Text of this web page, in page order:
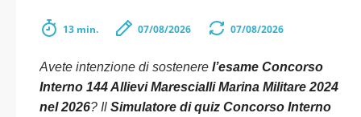
13 min. 07/08/2026 07/08/2026
Avete intenzione di sostenere l’esame Concorso
Interno 144 Allievi Marescialli Marina Militare 2024
nel 2026? Il Simulatore di quiz Concorso Interno